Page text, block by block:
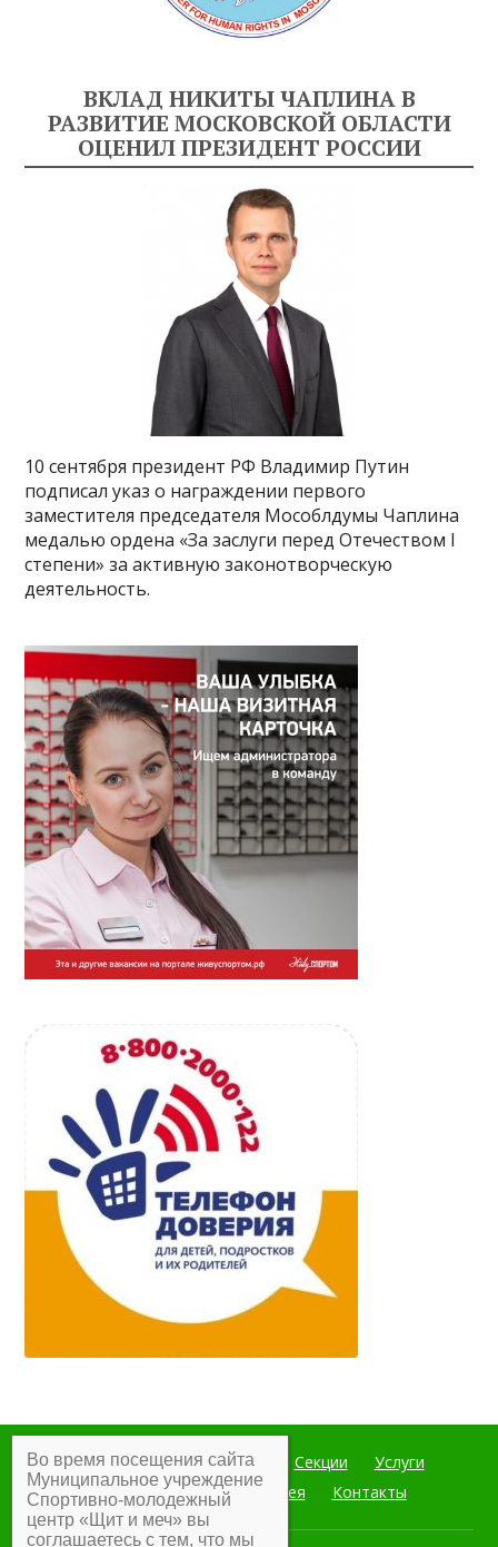
ВКЛАД НИКИТЫ ЧАПЛИНА В
РАЗВИТИЕ МОСКОВСКОЙ ОБЛАСТИ
ОЦЕНИЛ ПРЕЗИДЕНТ РОССИИ
10 сентября президент РФ Владимир Путин
подписал указ о награждении первого
заместителя председателя Мособлдумы Чаплина
медалью ордена «За заслуги перед Отечеством I
степени» за активную законотворческую
деятельность.
Главная Мероприятия Секции
Услуги
Документы
Фотогалерея Контакты
Во время посещения сайта
Муниципальное учреждение
Спортивно-молодежный
центр «Щит и меч» вы
соглашаетесь с тем, что мы